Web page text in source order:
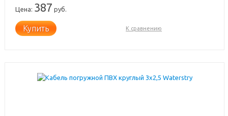
Цена: 387 руб.
Купить К сравнению